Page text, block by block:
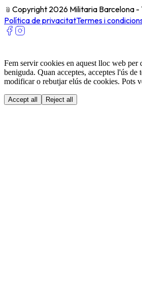
﹫ Copyright 2026 Militaria Barcelona -
Política de privacitatTermes i
Fem servir cookies en aquest lloc web per
beniguda. Quan acceptes, acceptes l'ús de
modificar o rebutjar elús de cookies. Pots
Accept all Reject all